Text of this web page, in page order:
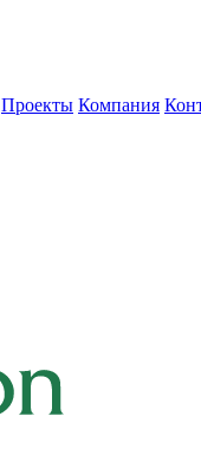
Проекты Компания